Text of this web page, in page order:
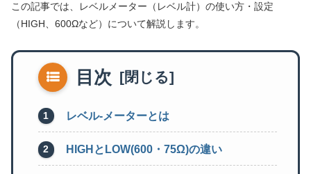
この記事では、レベルメーター（レベル計）の使い方・設定
（HIGH、600Ωなど）について解説します。
目次
レベル‐メーターとは
HIGHとLOW(600・75Ω)の違い